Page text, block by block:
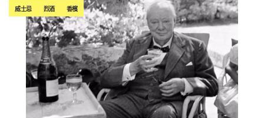
威士忌 烈酒 香檳